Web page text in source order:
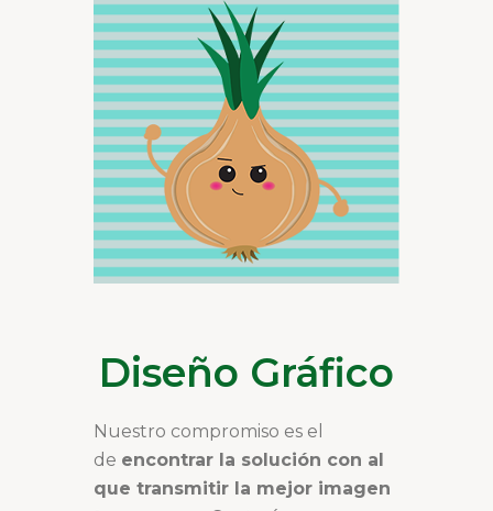
Diseño Gráfico
Nuestro compromiso es el
de encontrar la solución con al
que transmitir la mejor imagen